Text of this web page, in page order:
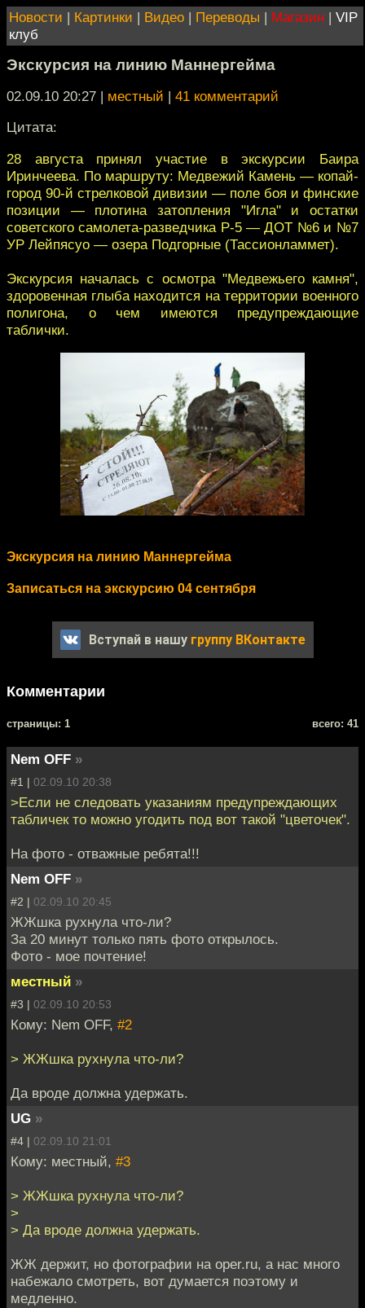
Новости | Картинки | Видео | Переводы | Магазин | VIP
клуб
Экскурсия на линию Маннергейма
02.09.10 20:27 | местный | 41 комментарий
Цитата:
28 августа принял участие в экскурсии Баира
Иринчеева. По маршруту: Медвежий Камень — копай-
город 90-й стрелковой дивизии — поле боя и финские
позиции — плотина затопления "Игла" и остатки
советского самолета-разведчика Р-5 — ДОТ №6 и №7
УР Лейпясуо — озера Подгорные (Тассионламмет).
Экскурсия началась с осмотра "Медвежьего камня",
здоровенная глыба находится на территории военного
полигона, о чем имеются предупреждающие
таблички.
Экскурсия на линию Маннергейма
Записаться на экскурсию 04 сентября
Вступай в нашу группу ВКонтакте
Комментарии
cтраницы: 1 всего: 41
Nem OFF »
#1 | 02.09.10 20:38
>Если не следовать указаниям предупреждающих
табличек то можно угодить под вот такой "цветочек".
На фото - отважные ребята!!!
Nem OFF »
#2 | 02.09.10 20:45
ЖЖшка рухнула что-ли?
За 20 минут только пять фото открылось.
Фото - мое почтение!
местный »
#3 | 02.09.10 20:53
Кому: Nem OFF, #2
> ЖЖшка рухнула что-ли?
Да вроде должна удержать.
UG »
#4 | 02.09.10 21:01
Кому: местный, #3
> ЖЖшка рухнула что-ли?
>
> Да вроде должна удержать.
ЖЖ держит, но фотографии на oper.ru, а нас много
набежало смотреть, вот думается поэтому и
медленно.